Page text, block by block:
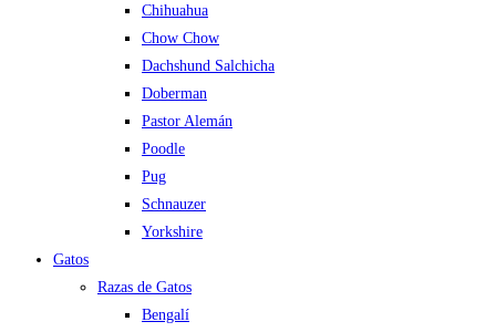
Chihuahua
Chow Chow
Dachshund Salchicha
Doberman
Pastor Alemán
Poodle
Pug
Schnauzer
Yorkshire
Gatos
Razas de Gatos
Bengalí